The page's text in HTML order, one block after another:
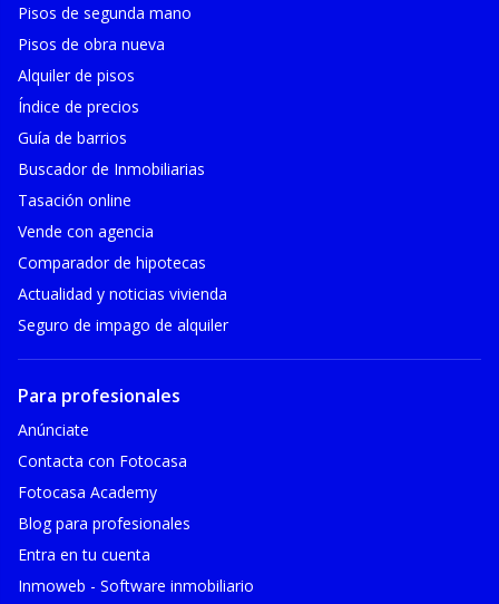
Pisos de segunda mano
Pisos de obra nueva
Alquiler de pisos
Índice de precios
Guía de barrios
Buscador de Inmobiliarias
Tasación online
Vende con agencia
Comparador de hipotecas
Actualidad y noticias vivienda
Seguro de impago de alquiler
Para profesionales
Anúnciate
Contacta con Fotocasa
Fotocasa Academy
Blog para profesionales
Entra en tu cuenta
Inmoweb - Software inmobiliario